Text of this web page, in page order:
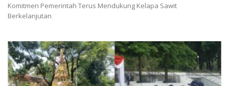
Komitmen Pemerintah Terus Mendukung Kelapa Sawit
Berkelanjutan